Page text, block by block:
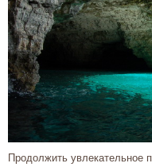
Продолжить увлекательное